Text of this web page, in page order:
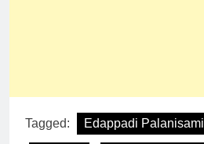
Tagged: Edappadi Palanisami